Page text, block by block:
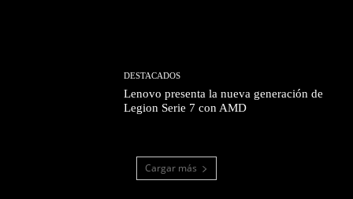
DESTACADOS
Lenovo presenta la nueva generación de
Legion Serie 7 con AMD
Cargar más